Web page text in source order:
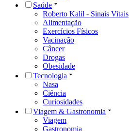
Saúde
Roberto Kalil - Sinais Vitais
Alimentação
Exercícios Físicos
Vacinação
Câncer
Drogas
Obesidade
Tecnologia
Nasa
Ciência
Curiosidades
Viagem & Gastronomia
Viagem
Gastronomia